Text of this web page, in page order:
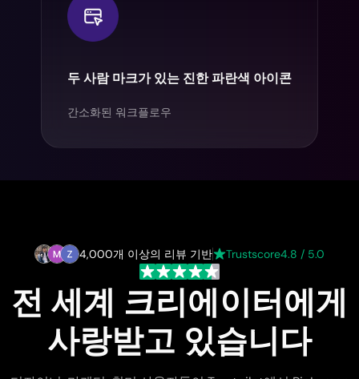
두 사람 마크가 있는 진한 파란색 아이콘
간소화된 워크플로우
4,000개 이상의 리뷰 기반 Trustscore4.8 / 5.0
전 세계 크리에이터에게
사랑받고 있습니다